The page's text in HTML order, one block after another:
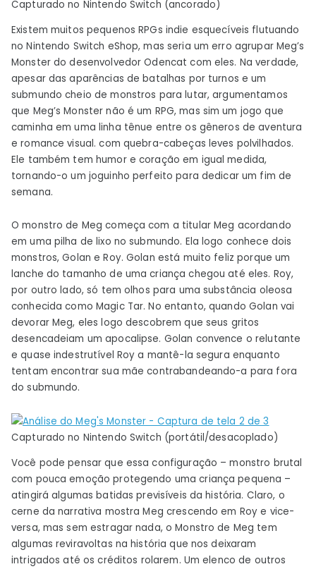
monstro
de
Meg
(Switch
eShop)
Capturado no Nintendo Switch (ancorado)
Existem muitos pequenos RPGs indie esquecíveis flutuando
no Nintendo Switch eShop, mas seria um erro agrupar Meg’s
Monster do desenvolvedor Odencat com eles. Na verdade,
apesar das aparências de batalhas por turnos e um
submundo cheio de monstros para lutar, argumentamos
que Meg’s Monster não é um RPG, mas sim um jogo que
caminha em uma linha tênue entre os gêneros de aventura
e romance visual. com quebra-cabeças leves polvilhados.
Ele também tem humor e coração em igual medida,
tornando-o um joguinho perfeito para dedicar um fim de
semana.
O monstro de Meg começa com a titular Meg acordando
em uma pilha de lixo no submundo. Ela logo conhece dois
monstros, Golan e Roy. Golan está muito feliz porque um
lanche do tamanho de uma criança chegou até eles. Roy,
por outro lado, só tem olhos para uma substância oleosa
conhecida como Magic Tar. No entanto, quando Golan vai
devorar Meg, eles logo descobrem que seus gritos
desencadeiam um apocalipse. Golan convence o relutante
e quase indestrutível Roy a mantê-la segura enquanto
tentam encontrar sua mãe contrabandeando-a para fora
do submundo.
Capturado no Nintendo Switch (portátil/desacoplado)
Você pode pensar que essa configuração – monstro brutal
com pouca emoção protegendo uma criança pequena –
atingirá algumas batidas previsíveis da história. Claro, o
cerne da narrativa mostra Meg crescendo em Roy e vice-
versa, mas sem estragar nada, o Monstro de Meg tem
algumas reviravoltas na história que nos deixaram
intrigados até os créditos rolarem. Um elenco de outros